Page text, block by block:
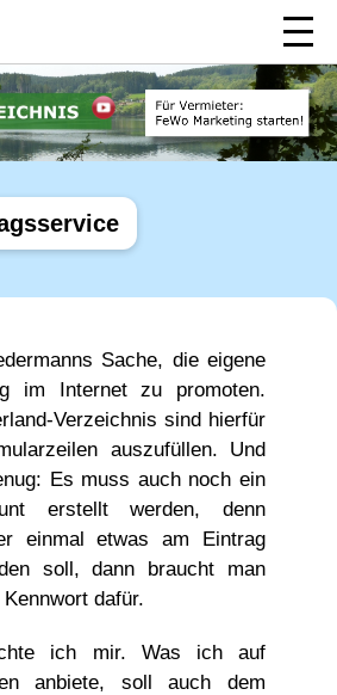
Sache, die eigene
im Internet zu promoten.
Verzeichnis sind hierfür
auszufüllen. Und
Es muss auch noch ein
erstellt werden, denn
einmal etwas am Eintrag
soll, dann braucht man
dafür.
ich mir. Was ich auf
anbiete, soll auch dem